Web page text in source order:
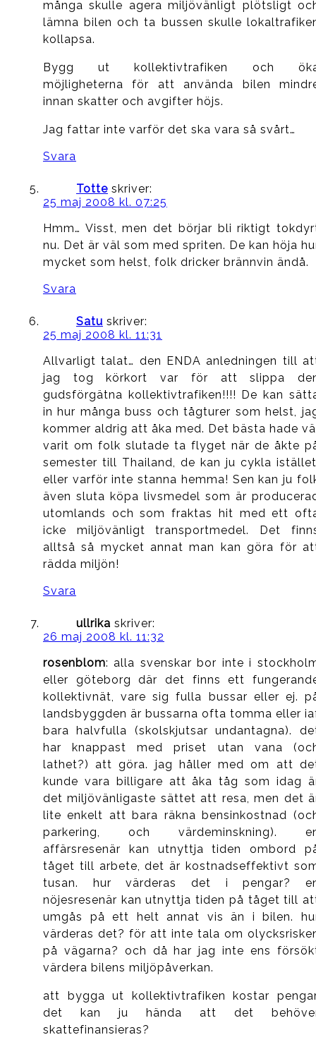
många skulle agera miljövänligt plötsligt
lämna bilen och ta bussen skulle
kollapsa.
Bygg ut kollektivtrafiken och
möjligheterna för att använda bilen
innan skatter och avgifter höjs.
Jag fattar inte varför det ska vara så svårt…
Svara
Totte skriver:
25 maj 2008 kl. 07:25
Hmm… Visst, men det börjar bli riktigt
nu. Det är väl som med spriten. De kan höja
mycket som helst, folk dricker brännvin ändå.
Svara
Satu skriver:
25 maj 2008 kl. 11:31
Allvarligt talat… den ENDA anledningen till
jag tog körkort var för att slippa
gudsförgätna kollektivtrafiken!!!! De kan
in hur många buss och tågturer som helst,
kommer aldrig att åka med. Det bästa hade
varit om folk slutade ta flyget när de åkte
semester till Thailand, de kan ju cykla
eller varför inte stanna hemma! Sen kan ju
även sluta köpa livsmedel som är
utomlands och som fraktas hit med ett
icke miljövänligt transportmedel. Det
alltså så mycket annat man kan göra för
rädda miljön!
Svara
ullrika skriver:
26 maj 2008 kl. 11:32
rosenblom: alla svenskar bor inte i
eller göteborg där det finns ett
kollektivnät, vare sig fulla bussar eller ej.
landsbyggden är bussarna ofta tomma eller
bara halvfulla (skolskjutsar undantagna).
har knappast med priset utan vana
lathet?) att göra. jag håller med om att
kunde vara billigare att åka tåg som idag
det miljövänligaste sättet att resa, men det
lite enkelt att bara räkna bensinkostnad
parkering, och värdeminskning).
affärsresenär kan utnyttja tiden ombord
tåget till arbete, det är kostnadseffektivt
tusan. hur värderas det i pengar?
nöjesresenär kan utnyttja tiden på tåget till
umgås på ett helt annat vis än i bilen.
värderas det? för att inte tala om
på vägarna? och då har jag inte ens
värdera bilens miljöpåverkan.
att bygga ut kollektivtrafiken kostar
det kan ju hända att det
skattefinansieras?